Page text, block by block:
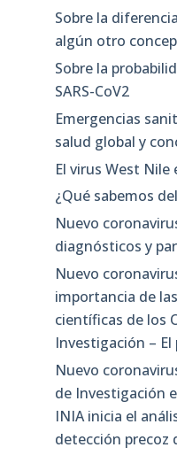
Sobre la
algún otro
Sobre la
SARS-CoV2
Emergencias
salud global y
El virus West Nile
¿Qué sabemos
Nuevo
diagnósticos y
Nuevo
importancia de
científicas de los
Investigación – El
Nuevo
de Investigación
INIA inicia el
detección precoz